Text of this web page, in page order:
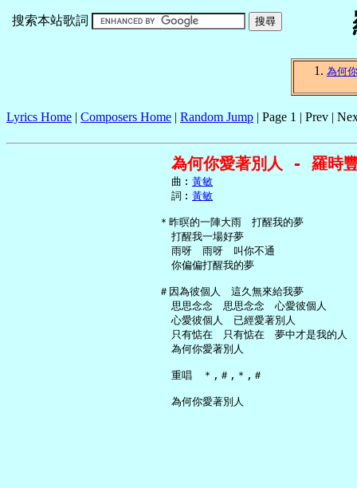
搜索本站歌詞
為何
Lyrics Home | Composers Home | Random Jump | Page 1 | Prev |
為何你愛著別人 - 羅時
     曲︰
黃敏
     詞︰
黃敏
   ＊昨暝的一陣大雨　打醒我的夢
     打醒我一場好夢
     雨呀　雨呀　叫你不通
     你偏偏打醒我的夢
   ＃因為彼個人　這久無來給我夢
     思思念念　思思念念　心愛彼個人
     心愛彼個人　已經愛著別人
     只有惦在　只有惦在　夢中才是我的人
     為何你愛著別人
     重唱　＊,＃,＊,＃